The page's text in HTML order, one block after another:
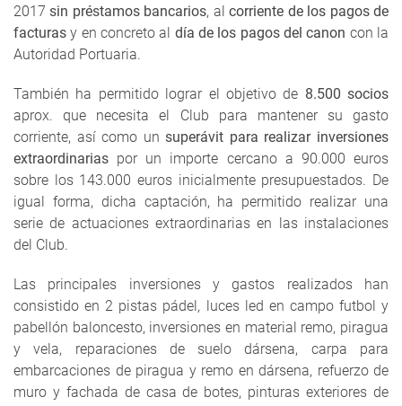
2017sin préstamos bancarios, alcorriente de los pagos de
facturasy en concreto al día de los pagos del canon con la
Autoridad Portuaria.
También ha permitido lograr el objetivo de 8.500 socios
aprox. que necesita el Club para mantener su gasto
corriente, así como unsuperávit para realizar inversiones
extraordinarias por un importe cercano a 90.000 euros
sobre los 143.000 euros inicialmente presupuestados. De
igual forma, dicha captación, ha permitido realizar una
serie de actuaciones extraordinarias en las instalaciones
del Club.
Las principales inversiones y gastos realizados han
consistido en 2 pistas pádel, luces led en campo futbol y
pabellón baloncesto, inversiones en material remo, piragua
y vela, reparaciones de suelo dársena, carpa para
embarcaciones de piragua y remo en dársena, refuerzo de
muro y fachada de casa de botes, pinturas exteriores de